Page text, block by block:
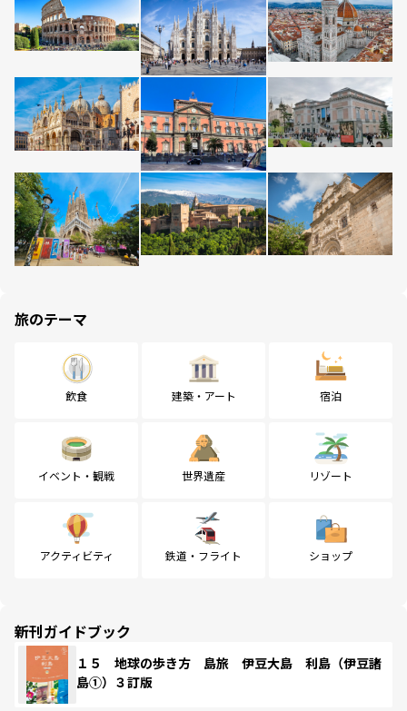
旅のテーマ
飲食 建築・アート 宿泊
イベント・観戦 世界遺産 リゾート
アクティビティ 鉄道・フライト ショップ
新刊ガイドブック
１５ 地球の歩き方 島旅 伊豆大島 利島（伊豆諸
島①）３訂版